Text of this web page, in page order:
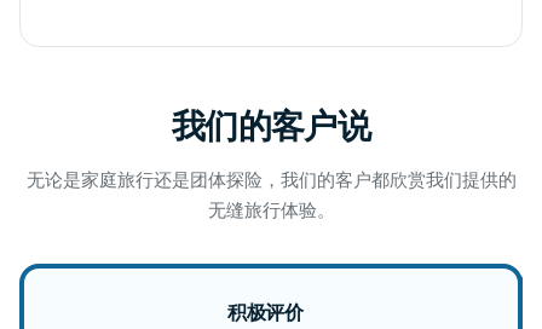
我们的客户说
无论是家庭旅行还是团体探险，我们的客户都欣赏我们提供的
无缝旅行体验。
积极评价